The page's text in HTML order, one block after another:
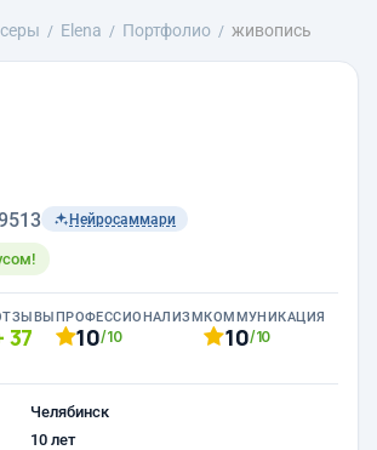
Elena Портфолио живопись
Нейросаммари
37
ПРОФЕССИОНАЛИЗМ
10/10
КОММУНИКАЦИЯ
10/10
Челябинск
10 лет